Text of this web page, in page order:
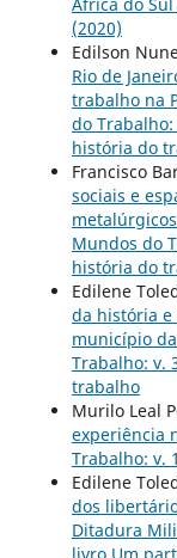
(2020)
Edilson
Rio de
trabalho na
do
história do
Francisco
sociais e
Mundos do
história do
Edilene
da história
município
Trabalho: v.
trabalho
Murilo Leal
experiência
Trabalho: v.
Edilene
dos
Ditadura